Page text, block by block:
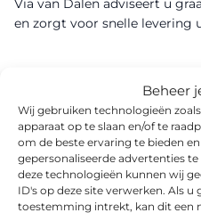
Beheer
Wij gebruiken technologieën
apparaat op te slaan en/of te
om de beste ervaring te bieden
gepersonaliseerde advertenties
deze technologieën kunnen wij
ID's op deze site verwerken. Als
toestemming intrekt, kan dit een
Via van Dalen adviseert u
en zorgt voor snelle levering